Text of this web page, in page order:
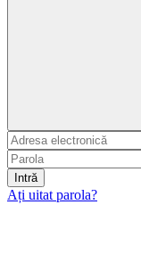
Intră
Ați uitat parola?